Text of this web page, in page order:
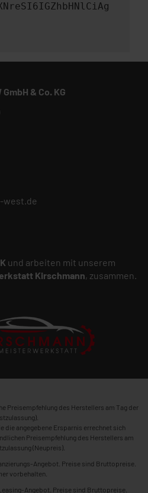
& Co. KG
west.de
und arbeiten mit unserem
Kirschmann, zusammen.
Preisempfehlung des Herstellers am Tag der
die angegebene Ersparnis errechnet sich
Preisempfehlung des Herstellers am
(Neupreis).
Angebot. Preise sind Bruttopreise.
vorbehalten.
Angebot. Preise sind Bruttopreise.